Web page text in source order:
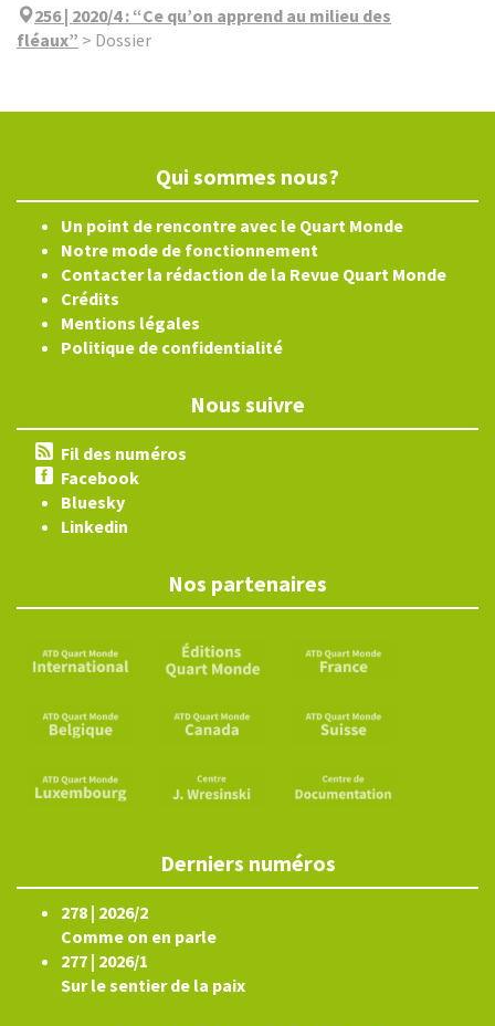
256 | 2020/4: “Ce qu’on apprend au milieu des
fléaux” > Dossier
Qui sommes nous?
Un point de rencontre avec le Quart Monde
Notre mode de fonctionnement
Contacter la rédaction de la Revue Quart Monde
Crédits
Mentions légales
Politique de confidentialité
Nous suivre
Fil des numéros
Facebook
Bluesky
Linkedin
Nos partenaires
Derniers numéros
278 | 2026/2
Comme on en parle
277 | 2026/1
Sur le sentier de la paix